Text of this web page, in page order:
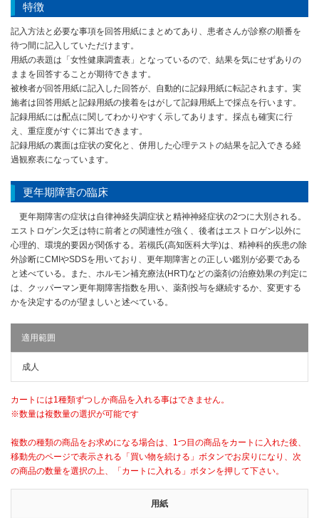
特徴
記入方法と必要な事項を回答用紙にまとめてあり、患者さんが診察の順番を
待つ間に記入していただけます。
用紙の表題は「女性健康調査表」となっているので、結果を気にせずありの
ままを回答することが期待できます。
被検者が回答用紙に記入した回答が、自動的に記録用紙に転記されます。実
施者は回答用紙と記録用紙の接着をはがして記録用紙上で採点を行います。
記録用紙には配点に関してわかりやすく示してあります。採点も確実に行
え、重症度がすぐに算出できます。
記録用紙の裏面は症状の変化と、併用した心理テストの結果を記入できる経
過観察表になっています。
更年期障害の臨床
更年期障害の症状は自律神経失調症状と精神神経症状の2つに大別される。
エストロゲン欠乏は特に前者との関連性が強く、後者はエストロゲン以外に
心理的、環境的要因が関係する。若槻氏(高知医科大学)は、精神科的疾患の除
外診断にCMIやSDSを用いており、更年期障害との正しい鑑別が必要である
と述べている。また、ホルモン補充療法(HRT)などの薬剤の治療効果の判定に
は、クッパーマン更年期障害指数を用い、薬剤投与を継続するか、変更する
かを決定するのが望ましいと述べている。
適用範囲
成人
カートには1種類ずつしか商品を入れる事はできません。
※数量は複数量の選択が可能です
複数の種類の商品をお求めになる場合は、1つ目の商品をカートに入れた後、
移動先のページで表示される「買い物を続ける」ボタンでお戻りになり、次
の商品の数量を選択の上、「カートに入れる」ボタンを押して下さい。
用紙